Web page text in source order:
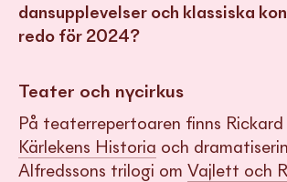
dansupplevelser och klassiska
redo för 2024?
Teater och nycirkus
På teaterrepertoaren finns Rickard
Kärlekens Historia och
Alfredssons trilogi om Vajlett och